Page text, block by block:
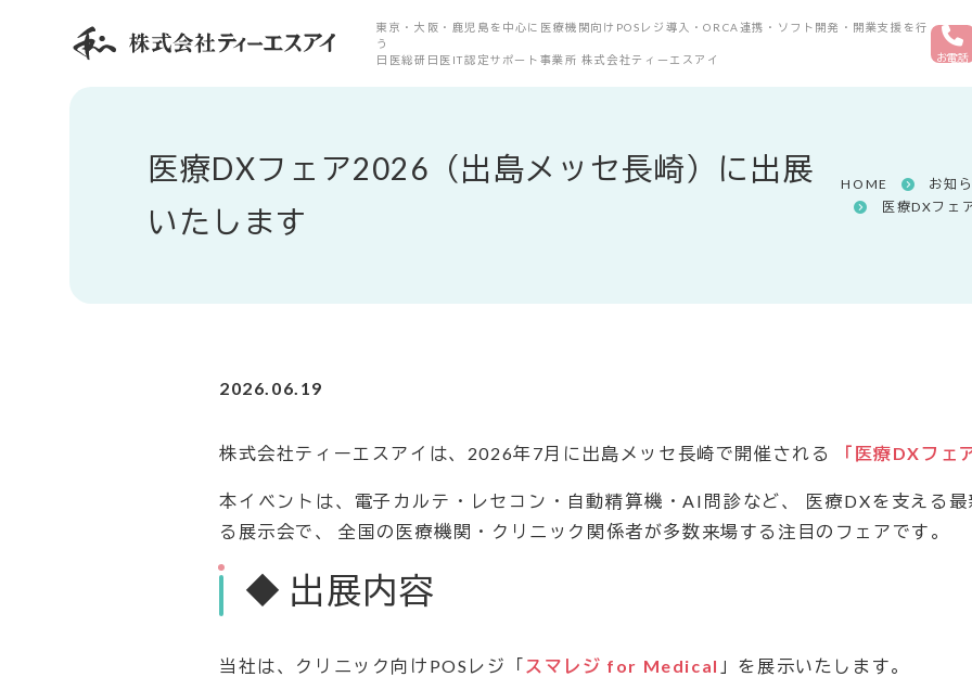
東京・大阪・鹿児島を中心に医療機関向けPOSレジ導入・ORCA連携・ソフト開発・開業支援を行
う
日医総研日医IT認定サポート事業所 株式会社ティーエスアイ
お電話
医療DXフェア2026（出島メッセ長崎）に出展
いたします
HOME
お知
医療DXフェ
2026.06.19
株式会社ティーエスアイは、2026年7月に出島メッセ長崎で開催される 「医療DXフェ
本イベントは、電子カルテ・レセコン・自動精算機・AI問診など、 医療DXを支える
る展示会で、 全国の医療機関・クリニック関係者が多数来場する注目のフェアです。
◆ 出展内容
当社は、クリニック向けPOSレジ「 スマレジ for Medical 」を展示いたします。